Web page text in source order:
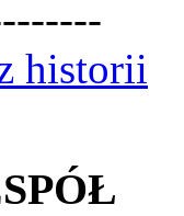
historii